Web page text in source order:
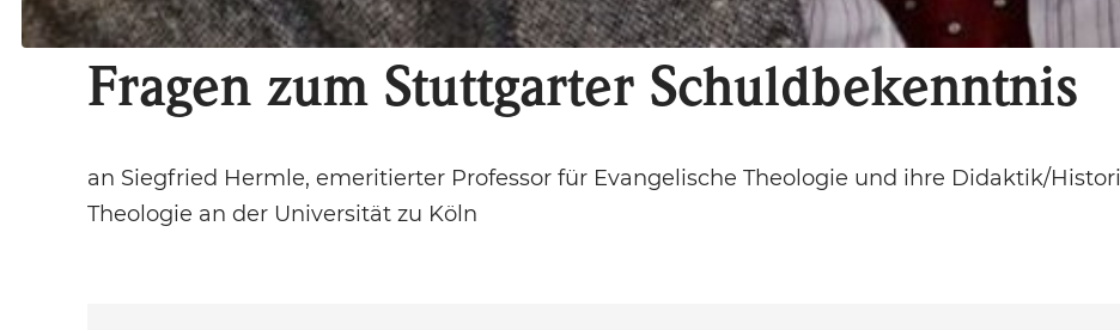
Fragen zum Stuttgarter Schuldbekenntnis
an Siegfried Hermle, emeritierter Professor für Evangelische Theologie und ihre Didaktik/
Theologie an der Universität zu Köln